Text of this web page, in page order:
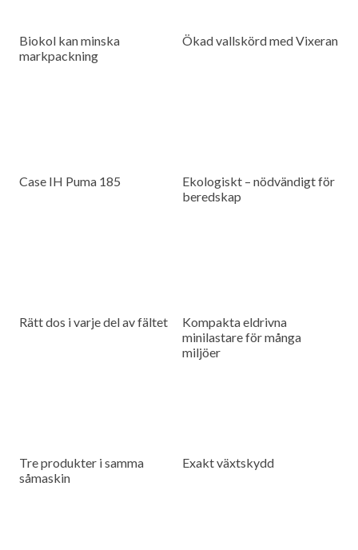
Biokol kan minska
markpackning
Ökad vallskörd med Vixeran
Case IH Puma 185
Ekologiskt – nödvändigt för
beredskap
Rätt dos i varje del av fältet
Kompakta eldrivna
minilastare för många
miljöer
Tre produkter i samma
såmaskin
Exakt växtskydd